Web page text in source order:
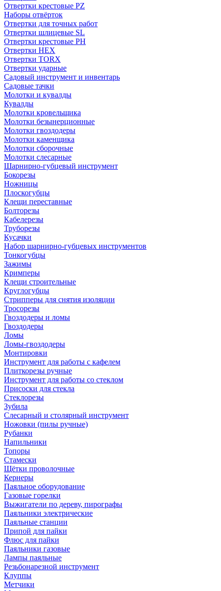
Отвертки крестовые PZ
Наборы отвёрток
Отвертки для точных работ
Отвертки шлицевые SL
Отвертки крестовые PH
Отвертки HEX
Отвертки TORX
Отвертки ударные
Садовый инструмент и инвентарь
Садовые тачки
Молотки и кувалды
Кувалды
Молотки кровельщика
Молотки безынерционные
Молотки гвоздодеры
Молотки каменщика
Молотки сборочные
Молотки слесарные
Шарнирно-губцевый инструмент
Бокорезы
Ножницы
Плоскогубцы
Клещи переставные
Болторезы
Кабелерезы
Труборезы
Кусачки
Набор шарнирно-губцевых инструментов
Тонкогубцы
Зажимы
Кримперы
Клещи строительные
Круглогубцы
Стрипперы для снятия изоляции
Тросорезы
Гвоздодеры и ломы
Гвоздодеры
Ломы
Ломы-гвоздодеры
Монтировки
Инструмент для работы с кафелем
Плиткорезы ручные
Инструмент для работы со стеклом
Присоски для стекла
Стеклорезы
Зубила
Слесарный и столярный инструмент
Ножовки (пилы ручные)
Рубанки
Напильники
Топоры
Стамески
Щётки проволочные
Кернеры
Паяльное оборудование
Газовые горелки
Выжигатели по дереву, пирографы
Паяльники электрические
Паяльные станции
Припой для пайки
Флюс для пайки
Паяльники газовые
Лампы паяльные
Резьбонарезной инструмент
Клуппы
Метчики